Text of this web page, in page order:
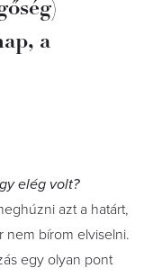
a
elég volt?
azt a határt,
nem bírom elviselni.
egy olyan pont